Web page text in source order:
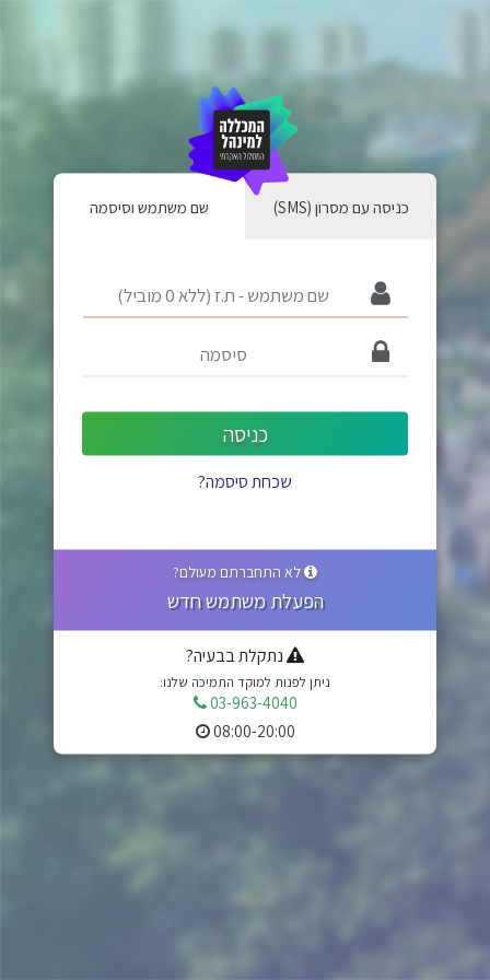
שם משתמש וסיסמה (SMS) כניסה עם מסרון
כניסה
שכחת סיסמה?
לא התחברתם מעולם?
הפעלת משתמש חדש
נתקלת בבעיה?
ניתן לפנות למוקד התמיכה שלנו:
03-963-4040
08:00-20:00